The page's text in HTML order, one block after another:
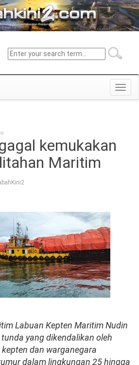
kemukakan
Maritim
Labuan Kepten Maritim Nudin
yang dikendalikan oleh
dan warganegara
dalam lingkungan 25 hingga